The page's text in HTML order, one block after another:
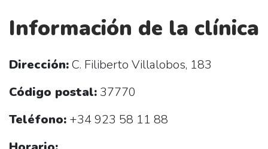
Información de la clínica
Dirección:C. Filiberto Villalobos, 183
Código postal: 37770
Teléfono: +34 923 58 11 88